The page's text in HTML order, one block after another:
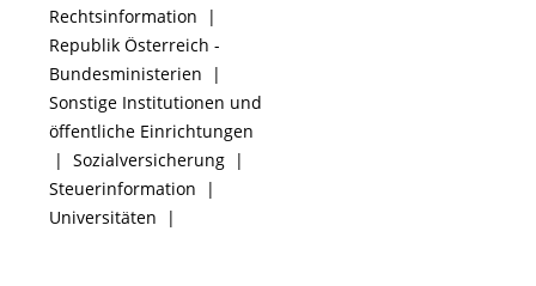
Rechtsinformation |
Republik Österreich -
Bundesministerien |
Sonstige Institutionen und
öffentliche Einrichtungen
| Sozialversicherung |
Steuerinformation |
Universitäten |